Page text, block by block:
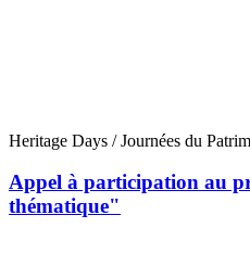
Heritage Days / Journées du
Appel à participation au
thématique"